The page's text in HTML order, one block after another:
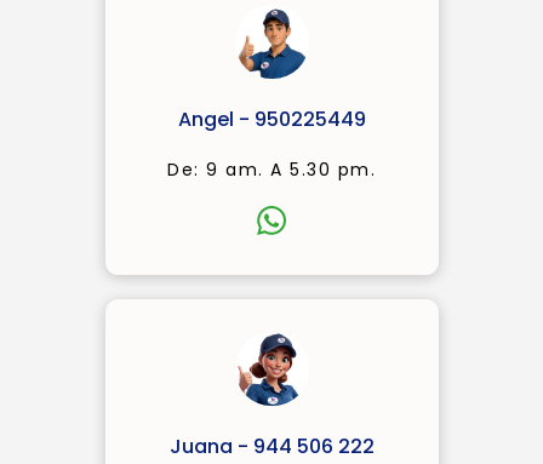
Angel - 950225449
De: 9 am. A 5.30 pm.
Juana - 944 506 222